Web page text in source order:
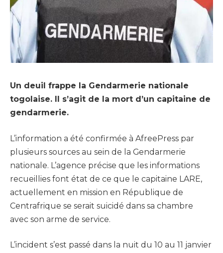
Un deuil frappe la Gendarmerie nationale
togolaise. Il s’agit de la mort d’un capitaine de
gendarmerie.
L’information a été confirmée à AfreePress par
plusieurs sources au sein de la Gendarmerie
nationale. L’agence précise que les informations
recueillies font état de ce que le capitaine LARE,
actuellement en mission en République de
Centrafrique se serait suicidé dans sa chambre
avec son arme de service.
L’incident s’est passé dans la nuit du 10 au 11 janvier